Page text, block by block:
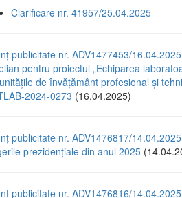
Clarificare nr. 41957/25.04.2025
publicitate nr. ADV1477453/
pentru proiectul „Echiparea
de învățământ profesional și
2024-0273 (16.04.2025)
publicitate nr. ADV1476817/
prezidențiale din anul 2025
publicitate nr. ADV1476816/